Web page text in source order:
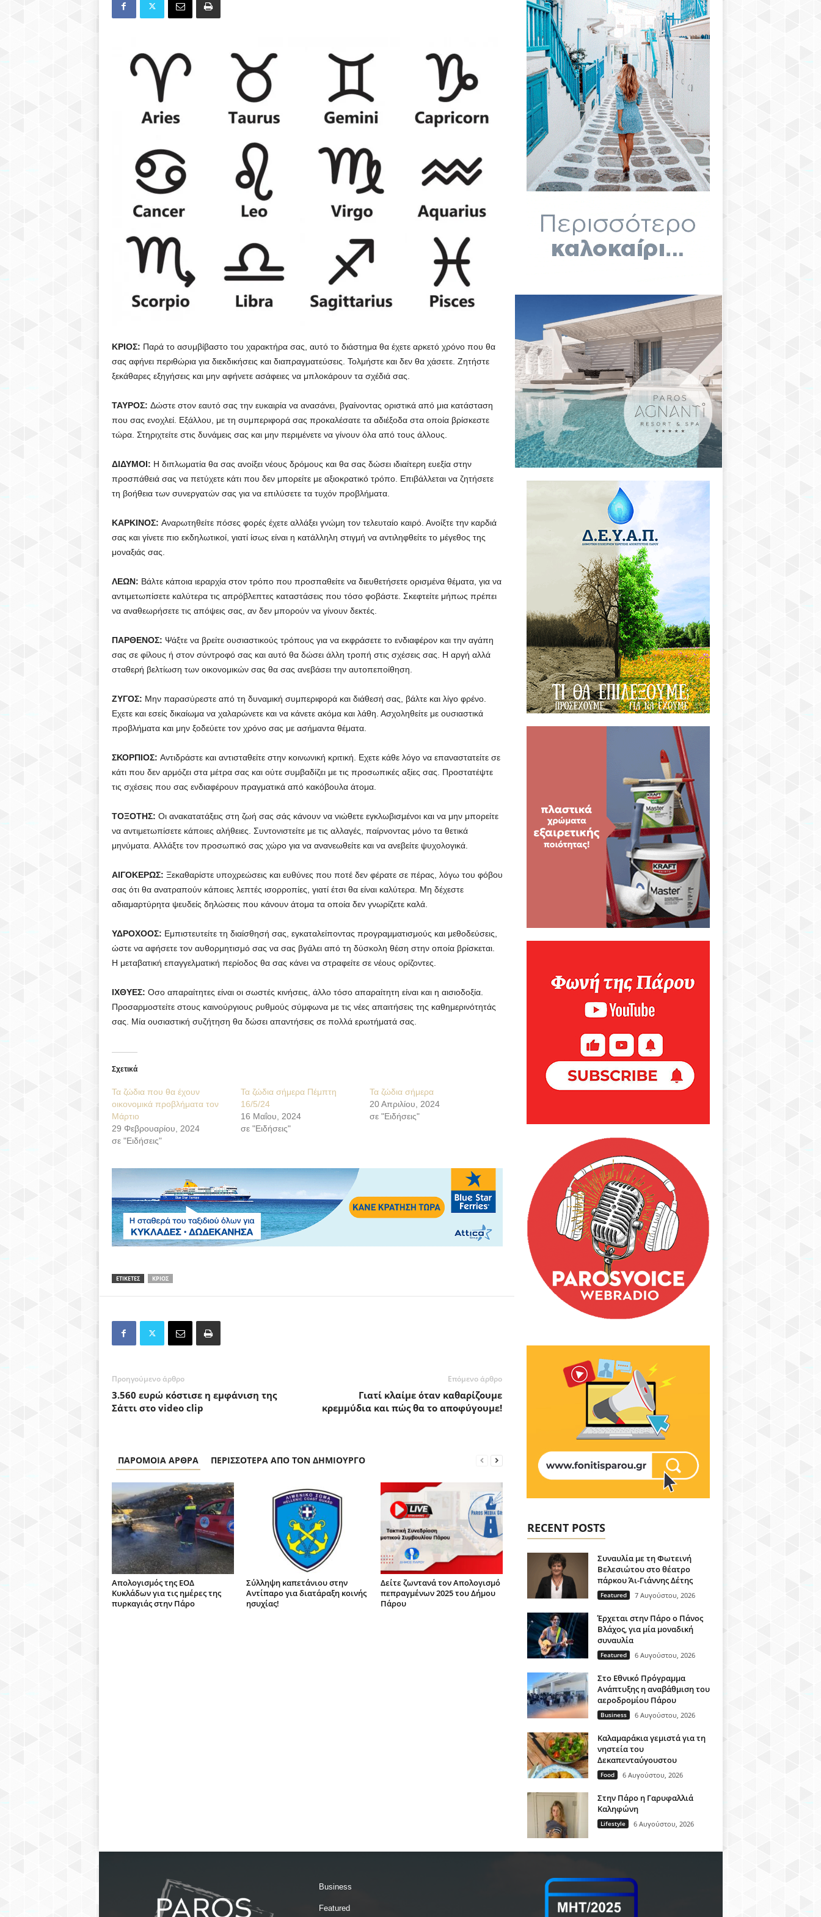
ΚΡΙΟΣ: Παρά το ασυμβίβαστο του χαρακτήρα σας, αυτό το διάστημα θα έχετε αρκετό χρόνο που θα
σας αφήνει περιθώρια για διεκδικήσεις και διαπραγματεύσεις. Τολμήστε και δεν θα χάσετε. Ζητήστε
ξεκάθαρες εξηγήσεις και μην αφήνετε ασάφειες να μπλοκάρουν τα σχέδιά σας.
ΤΑΥΡΟΣ: Δώστε στον εαυτό σας την ευκαιρία να ανασάνει, βγαίνοντας οριστικά από μια κατάσταση
που σας ενοχλεί. Εξάλλου, με τη συμπεριφορά σας προκαλέσατε τα αδιέξοδα στα οποία βρίσκεστε
τώρα. Στηριχτείτε στις δυνάμεις σας και μην περιμένετε να γίνουν όλα από τους άλλους.
ΔΙΔΥΜΟΙ: Η διπλωματία θα σας ανοίξει νέους δρόμους και θα σας δώσει ιδιαίτερη ευεξία στην
προσπάθειά σας να πετύχετε κάτι που δεν μπορείτε με αξιοκρατικό τρόπο. Επιβάλλεται να ζητήσετε
τη βοήθεια των συνεργατών σας για να επιλύσετε τα τυχόν προβλήματα.
ΚΑΡΚΙΝΟΣ: Αναρωτηθείτε πόσες φορές έχετε αλλάξει γνώμη τον τελευταίο καιρό. Ανοίξτε την καρδιά
σας και γίνετε πιο εκδηλωτικοί, γιατί ίσως είναι η κατάλληλη στιγμή να αντιληφθείτε το μέγεθος της
μοναξιάς σας.
ΛΕΩΝ: Βάλτε κάποια ιεραρχία στον τρόπο που προσπαθείτε να διευθετήσετε ορισμένα θέματα, για να
αντιμετωπίσετε καλύτερα τις απρόβλεπτες καταστάσεις που τόσο φοβάστε. Σκεφτείτε μήπως πρέπει
να αναθεωρήσετε τις απόψεις σας, αν δεν μπορούν να γίνουν δεκτές.
ΠΑΡΘΕΝΟΣ: Ψάξτε να βρείτε ουσιαστικούς τρόπους για να εκφράσετε το ενδιαφέρον και την αγάπη
σας σε φίλους ή στον σύντροφό σας και αυτό θα δώσει άλλη τροπή στις σχέσεις σας. Η αργή αλλά
σταθερή βελτίωση των οικονομικών σας θα σας ανεβάσει την αυτοπεποίθηση.
ΖΥΓΟΣ: Μην παρασύρεστε από τη δυναμική συμπεριφορά και διάθεσή σας, βάλτε και λίγο φρένο.
Εχετε και εσείς δικαίωμα να χαλαρώνετε και να κάνετε ακόμα και λάθη. Ασχοληθείτε με ουσιαστικά
προβλήματα και μην ξοδεύετε τον χρόνο σας με ασήμαντα θέματα.
ΣΚΟΡΠΙΟΣ: Αντιδράστε και αντισταθείτε στην κοινωνική κριτική. Εχετε κάθε λόγο να επαναστατείτε σε
κάτι που δεν αρμόζει στα μέτρα σας και ούτε συμβαδίζει με τις προσωπικές αξίες σας. Προστατέψτε
τις σχέσεις που σας ενδιαφέρουν πραγματικά από κακόβουλα άτομα.
ΤΟΞΟΤΗΣ: Οι ανακατατάξεις στη ζωή σας σάς κάνουν να νιώθετε εγκλωβισμένοι και να μην μπορείτε
να αντιμετωπίσετε κάποιες αλήθειες. Συντονιστείτε με τις αλλαγές, παίρνοντας μόνο τα θετικά
μηνύματα. Αλλάξτε τον προσωπικό σας χώρο για να ανανεωθείτε και να ανεβείτε ψυχολογικά.
ΑΙΓΟΚΕΡΩΣ: Ξεκαθαρίστε υποχρεώσεις και ευθύνες που ποτέ δεν φέρατε σε πέρας, λόγω του φόβου
σας ότι θα ανατραπούν κάποιες λεπτές ισορροπίες, γιατί έτσι θα είναι καλύτερα. Μη δέχεστε
αδιαμαρτύρητα ψευδείς δηλώσεις που κάνουν άτομα τα οποία δεν γνωρίζετε καλά.
ΥΔΡΟΧΟΟΣ: Εμπιστευτείτε τη διαίσθησή σας, εγκαταλείποντας προγραμματισμούς και μεθοδεύσεις,
ώστε να αφήσετε τον αυθορμητισμό σας να σας βγάλει από τη δύσκολη θέση στην οποία βρίσκεται.
Η μεταβατική επαγγελματική περίοδος θα σας κάνει να στραφείτε σε νέους ορίζοντες.
ΙΧΘΥΕΣ: Οσο απαραίτητες είναι οι σωστές κινήσεις, άλλο τόσο απαραίτητη είναι και η αισιοδοξία.
Προσαρμοστείτε στους καινούργιους ρυθμούς σύμφωνα με τις νέες απαιτήσεις της καθημερινότητάς
σας. Μία ουσιαστική συζήτηση θα δώσει απαντήσεις σε πολλά ερωτήματά σας.
Σχετικά
Τα ζώδια που θα έχουν
οικονομικά προβλήματα τον
Μάρτιο
29 Φεβρουαρίου, 2024
σε "Ειδήσεις"
Τα ζώδια σήμερα Πέμπτη
16/5/24
16 Μαΐου, 2024
σε "Ειδήσεις"
Τα ζώδια σήμερα
20 Απριλίου, 2024
σε "Ειδήσεις"
ΕΤΙΚΕΤΕΣ ΚΡΙΟΣ
Προηγούμενο άρθρο
3.560 ευρώ κόστισε η εμφάνιση της
Σάττι στο video clip
Επόμενο άρθρο
Γιατί κλαίμε όταν καθαρίζουμε
κρεμμύδια και πώς θα το αποφύγουμε!
ΠΑΡΟΜΟΙΑ ΑΡΘΡΑ ΠΕΡΙΣΣΟΤΕΡΑ ΑΠΟ ΤΟΝ ΔΗΜΙΟΥΡΓΟ
Απολογισμός της ΕΟΔ
Κυκλάδων για τις ημέρες της
πυρκαγιάς στην Πάρο
Σύλληψη καπετάνιου στην
Αντίπαρο για διατάραξη κοινής
ησυχίας!
Δείτε ζωντανά τον Απολογισμό
πεπραγμένων 2025 του Δήμου
Πάρου
RECENT POSTS
Συναυλία με τη Φωτεινή
Βελεσιώτου στο θέατρο
πάρκου Άι-Γιάννης Δέτης
Featured 7 Αυγούστου, 2026
Έρχεται στην Πάρο ο Πάνος
Βλάχος, για μία μοναδική
συναυλία
Featured 6 Αυγούστου, 2026
Στο Εθνικό Πρόγραμμα
Ανάπτυξης η αναβάθμιση του
αεροδρομίου Πάρου
Business 6 Αυγούστου, 2026
Καλαμαράκια γεμιστά για τη
νηστεία του
Δεκαπενταύγουστου
Food 6 Αυγούστου, 2026
Στην Πάρο η Γαρυφαλλιά
Καληφώνη
Lifestyle 6 Αυγούστου, 2026
Business
Featured